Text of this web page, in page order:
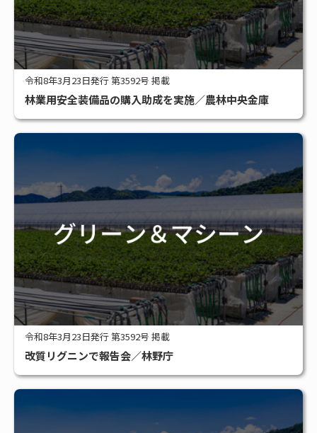
令和8年3月23日発行 第3592号 掲載
林業用安全装備品の購入助成を実施／農林中央金庫
令和8年3月23日発行 第3592号 掲載
改質リグニンで報告会／林野庁